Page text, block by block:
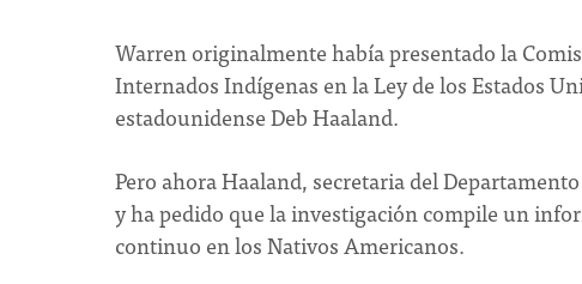
Warren originalmente había presentado la
Internados Indígenas en la Ley de los Estados
estadounidense Deb Haaland.
Pero ahora Haaland, secretaria del
y ha pedido que la investigación compile un
continuo en los Nativos Americanos.